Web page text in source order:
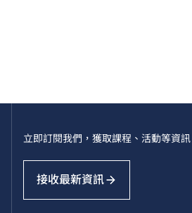
立即訂閱我們，獲取課程、活動等資訊
接收最新資訊